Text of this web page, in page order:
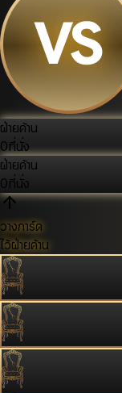
ฝ่ายค้าน
0ที่นั่ง
ฝ่ายค้าน
0ที่นั่ง
วางการ์ด
ไว้ฝ่ายค้าน